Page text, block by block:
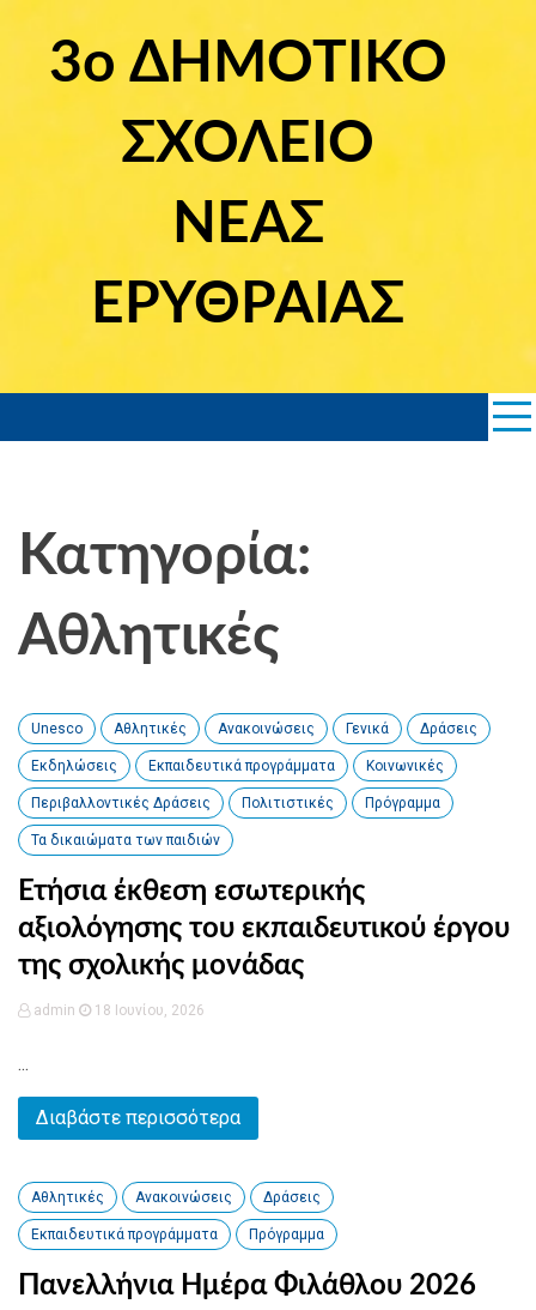
content3ο ΔΗΜΟΤΙΚΟ
ΣΧΟΛΕΙΟ
ΝΕΑΣ
ΕΡΥΘΡΑΙΑΣ
Κατηγορία:
Αθλητικές
Unesco Αθλητικές Ανακοινώσεις Γενικά Δράσεις
Εκδηλώσεις Εκπαιδευτικά προγράμματα Κοινωνικές
Περιβαλλοντικές Δράσεις Πολιτιστικές Πρόγραμμα
Τα δικαιώματα των παιδιών
Ετήσια έκθεση εσωτερικής
αξιολόγησης του εκπαιδευτικού έργου
της σχολικής μονάδας
admin 18 Ιουνίου, 2026
...
Διαβάστε περισσότερα
Αθλητικές Ανακοινώσεις Δράσεις
Εκπαιδευτικά προγράμματα Πρόγραμμα
Πανελλήνια Ημέρα Φιλάθλου 2026